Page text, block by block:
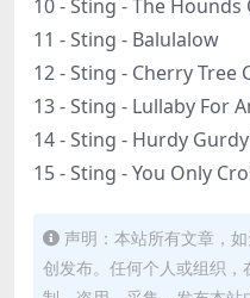
10 - Sting - The
11 - Sting - Balulalow
12 - Sting - Cherry Tree
13 - Sting - Lullaby For
14 - Sting - Hurdy
15 - Sting - You Only
声明：本站所有文章，
创发布。任何个人或组织